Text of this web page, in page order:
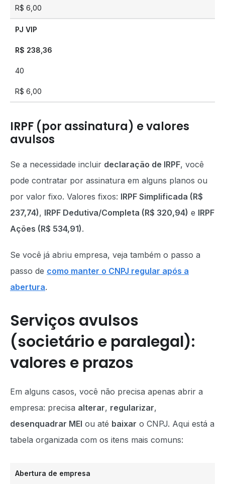
R$ 6,00
PJ VIP
R$ 238,36
40
R$ 6,00
IRPF (por assinatura) e valores
avulsos
Se a necessidade incluir declaração de IRPF, você
pode contratar por assinatura em alguns planos ou
por valor fixo. Valores fixos: IRPF Simplificada (R$
237,74), IRPF Dedutiva/Completa (R$ 320,94) e IRPF
Ações (R$ 534,91).
Se você já abriu empresa, veja também o passo a
passo de como manter o CNPJ regular após a
abertura.
Serviços avulsos
(societário e paralegal):
valores e prazos
Em alguns casos, você não precisa apenas abrir a
empresa: precisa alterar, regularizar,
desenquadrar MEI ou até baixar o CNPJ. Aqui está a
tabela organizada com os itens mais comuns:
Abertura de empresa